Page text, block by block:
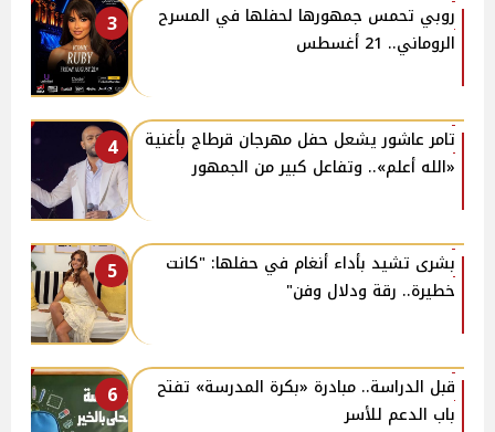
3
روبي تحمس جمهورها لحفلها في المسرح
الروماني.. 21 أغسطس
4
تامر عاشور يشعل حفل مهرجان قرطاج بأغنية
«الله أعلم».. وتفاعل كبير من الجمهور
5
بشرى تشيد بأداء أنغام في حفلها: "كانت
خطيرة.. رقة ودلال وفن"
6
قبل الدراسة.. مبادرة «بكرة المدرسة» تفتح
باب الدعم للأسر